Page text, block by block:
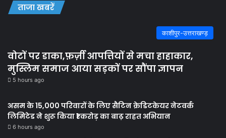
ताजा खबरें
काशीपुर-उत्तराखण्ड़
वोटों पर डाका,फ़र्ज़ी आपत्तियों से मचा हाहाकार,
मुस्लिम समाज आया सड़कों पर सौंपा ज्ञापन
5 hours ago
असम के 15,000 परिवारों के लिए सैटिन क्रेडिटकेयर नेटवर्क
लिमिटेड ने शुरू किया ₹1 करोड़ का बाढ़ राहत अभियान
6 hours ago